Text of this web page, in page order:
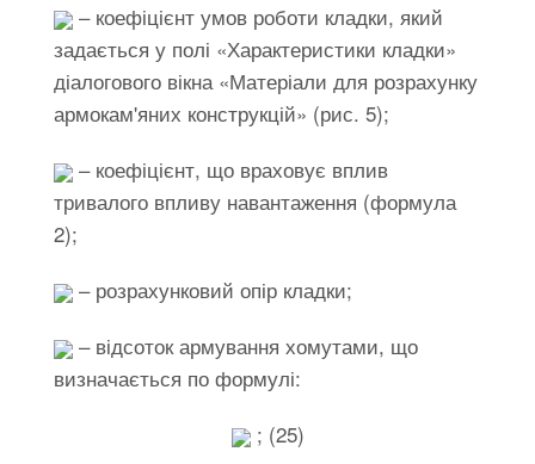
– коефіцієнт умов роботи кладки, який
задається у полі «Характеристики кладки»
діалогового вікна «Матеріали для розрахунку
армокам'яних конструкцій» (рис. 5);
– коефіцієнт, що враховує вплив
тривалого впливу навантаження (формула
2);
– розрахунковий опір кладки;
– відсоток армування хомутами, що
визначається по формулі:
; (25)